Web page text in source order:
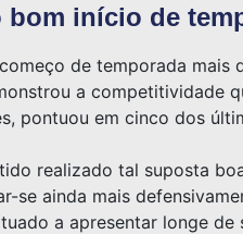
bom início de
de temporada mais
a competitividade
pontuou em cinco dos
realizado tal suposta
se ainda mais
a apresentar longe de